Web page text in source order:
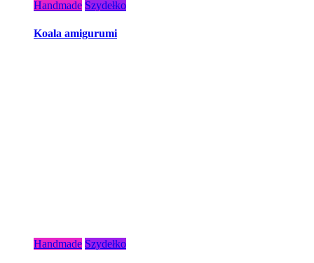
Handmade Szydełko
Koala amigurumi
Handmade Szydełko